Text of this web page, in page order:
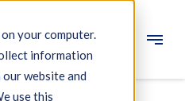
your computer.
information
website and
use this